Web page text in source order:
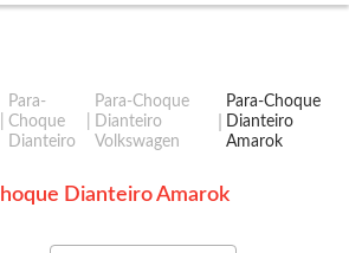
Para-
Choque
Dianteiro
Para-Choque
Dianteiro
Volkswagen
Para-Choque
Dianteiro
Amarok
Dianteiro Amarok